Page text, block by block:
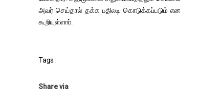
அவர் செய்தால் தக்க பதிலடி கொடுக்கப்படும் என
கூறியுள்ளார்.
Tags :
Share via